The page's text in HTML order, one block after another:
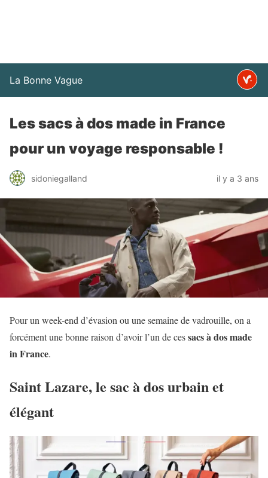
La Bonne Vague
Les sacs à dos made in France
pour un voyage responsable !
sidoniegalland il y a 3 ans
Pour un week-end d’évasion ou une semaine de vadrouille, on a
forcément une bonne raison d’avoir l’un de cessacs à dos made
in France.
Saint Lazare, le sac à dos urbain et
élégant